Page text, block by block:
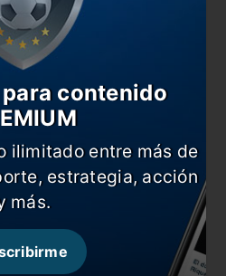
dijo que tienen que estar
y que “Sería ideal tener
contenido
ilimitado entre más de
estrategia, acción
más.